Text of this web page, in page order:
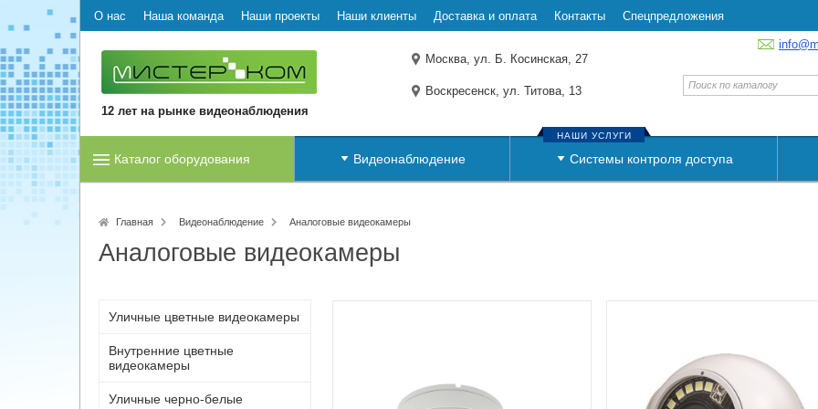
О нас Наша команда Наши проекты Наши клиенты Доставка и оплата Контакты Спецпредложения
12 лет на рынке видеонаблюдения
Москва, ул. Б. Косинская, 27
Воскресенск, ул. Титова, 13
Каталог оборудования Видеонаблюдение Системы контроля доступа
НАШИ УСЛУГИ
Главная Видеонаблюдение Аналоговые видеокамеры
Аналоговые видеокамеры
Уличные цветные видеокамеры
Внутренние цветные
видеокамеры
Уличные черно-белые